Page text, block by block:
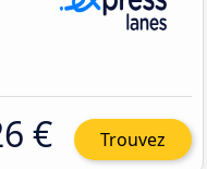
€ Trouvez